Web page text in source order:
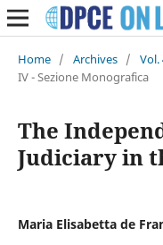
Home / Archives / Vol.
IV - Sezione Monografica
The
Judiciary in
Maria Elisabetta de